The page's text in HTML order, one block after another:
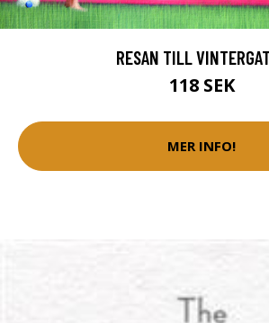
RESAN TILL
118 SEK
MER INFO!